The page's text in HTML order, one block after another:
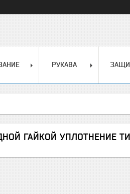
РУКАВА
ГАЙКОЙ УПЛОТНЕНИЕ